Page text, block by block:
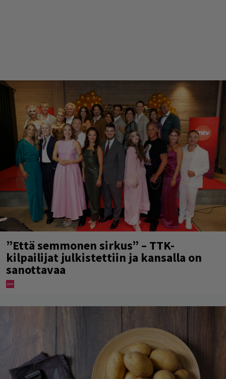
”Että semmonen sirkus” – TTK-
kilpailijat julkistettiin ja kansalla on
sanottavaa